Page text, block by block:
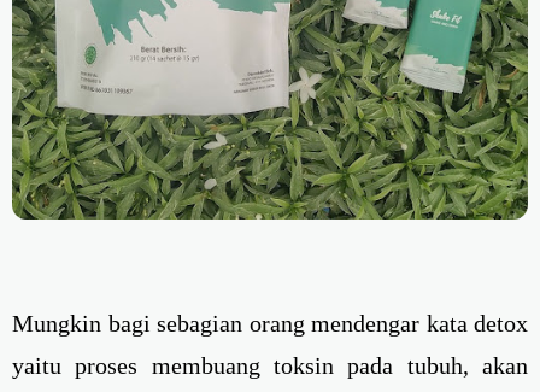
Mungkin bagi sebagian orang mendengar kata detox
yaitu proses membuang toksin pada tubuh, akan